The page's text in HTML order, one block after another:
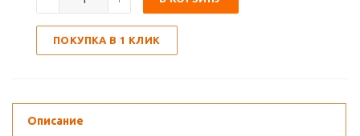
ПОКУПКА В 1 КЛИК
Описание